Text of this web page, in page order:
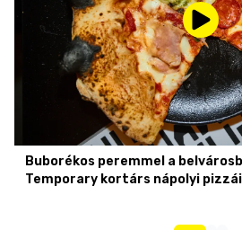
Buborékos peremmel a
Temporary kortárs nápolyi